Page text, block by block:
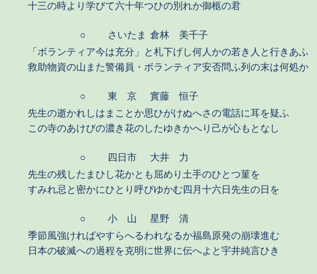
十三の時より学びて六十年つひの別れか御柩の君
○ さいたま 倉林 美千子
「ボランティア今は充分」と札下げし何人かの若き人と行きあふ
救助物資の山また警備員・ボランティア安否問ふ列の末は何処か
○ 東 京
實藤 恒子
先生の逝かれしはまことか思ひがけぬへさの電話に耳を疑ふ
この寺のあけびの濃き花のしたゆきかへり己が心もとなし
○ 四日市
大井 力
先生の残したまひし花かとも屈めり土手のひとつ菫を
すみれ忌と密かにひとり呼びゆかむ四月十六日先生の日を
○ 小 山
星野 清
季節風強ければやすらへるわれなるか福島原発の崩壊進む
日本の破滅への過程を克明に世界に伝へよと宇井純言ひき